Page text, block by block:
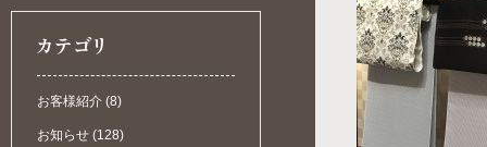
お客様紹介 (8)
お知らせ (128)